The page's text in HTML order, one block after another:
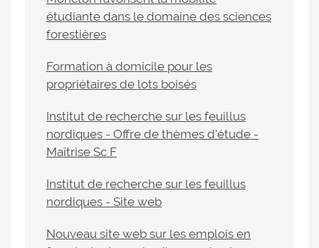
étudiante dans le domaine des sciences
forestières
Formation à domicile pour les
propriétaires de lots boisés
Institut de recherche sur les feuillus
nordiques - Offre de thèmes d'étude -
Maîtrise Sc F
Institut de recherche sur les feuillus
nordiques - Site web
Nouveau site web sur les emplois en